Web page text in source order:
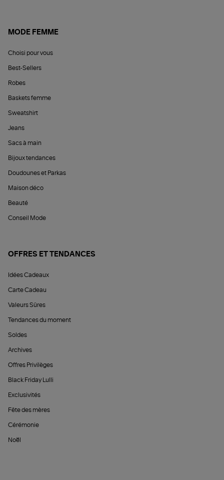
MODE FEMME
Choisi pour vous
Best-Sellers
Robes
Baskets femme
Sweatshirt
Jeans
Sacs à main
Bijoux tendances
Doudounes et Parkas
Maison déco
Beauté
Conseil Mode
OFFRES ET TENDANCES
Idées Cadeaux
Carte Cadeau
Valeurs Sûres
Tendances du moment
Soldes
Archives
Offres Privilèges
Black Friday Lulli
Exclusivités
Fête des mères
Cérémonie
Noël